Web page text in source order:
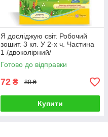
Я досліджую світ. Робочий
зошит. 3 кл. У 2-х ч. Частина
1 /двоколірний/
Готово до відправки
72 ₴ 80 ₴
Купити